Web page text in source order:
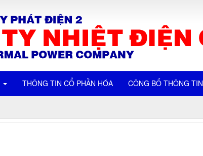
THÔNG TIN CỔ PHẦN HÓA CÔNG BỐ THÔNG TIN